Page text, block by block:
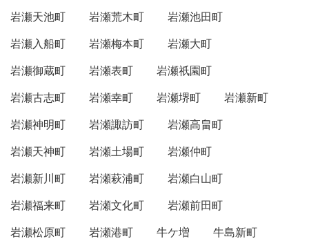
岩瀬天池町
岩瀬荒木町
岩瀬池田町
岩瀬入船町
岩瀬梅本町
岩瀬大町
岩瀬御蔵町
岩瀬表町
岩瀬祇園町
岩瀬古志町
岩瀬幸町 岩瀬堺町
岩瀬新町
岩瀬神明町
岩瀬諏訪町
岩瀬高畠町
岩瀬天神町
岩瀬土場町
岩瀬仲町
岩瀬新川町
岩瀬萩浦町
岩瀬白山町
岩瀬福来町
岩瀬文化町
岩瀬前田町
岩瀬松原町
岩瀬港町 牛ケ増
牛島新町